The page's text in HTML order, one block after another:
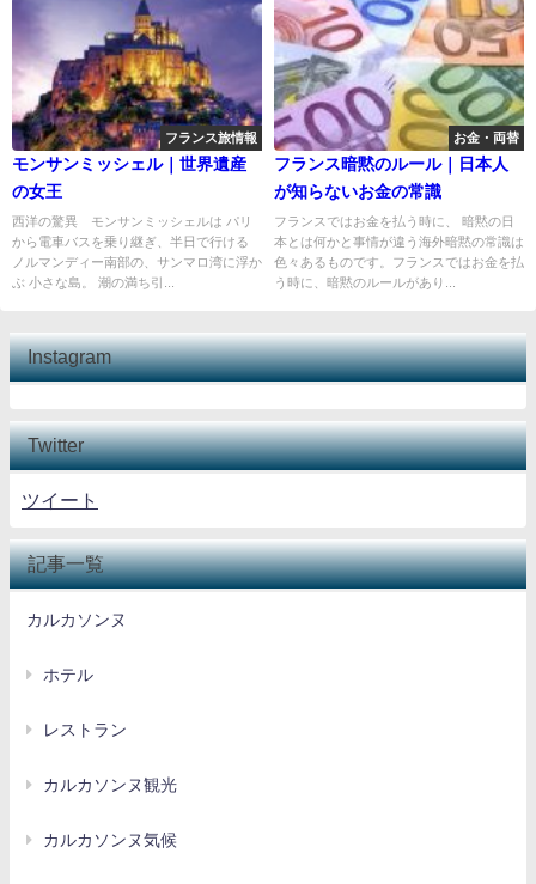
フランス旅情報
モンサンミッシェル｜世界遺産
の女王
西洋の驚異 モンサンミッシェルは パリ
から電車バスを乗り継ぎ、半日で行ける
ノルマンディー南部の、サンマロ湾に浮か
ぶ 小さな島。 潮の満ち引...
お金・両替
フランス暗黙のルール｜日本人
が知らないお金の常識
フランスではお金を払う時に、 暗黙の日
本とは何かと事情が違う海外暗黙の常識は
色々あるものです。フランスではお金を払
う時に、暗黙のルールがあり...
Instagram
Twitter
ツイート
記事一覧
カルカソンヌ
ホテル
レストラン
カルカソンヌ観光
カルカソンヌ気候